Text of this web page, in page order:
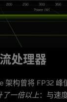
处理器
架构曾将 FP32 峰
了一倍以上：与速